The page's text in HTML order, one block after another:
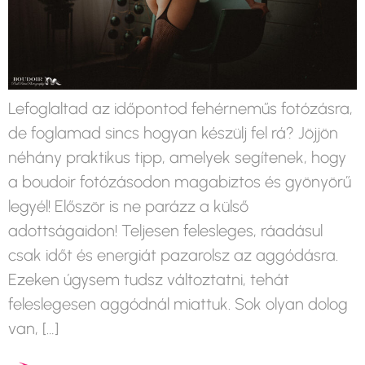
Lefoglaltad az időpontod fehérneműs fotózásra,
de foglamad sincs hogyan készülj fel rá? Jöjjön
néhány praktikus tipp, amelyek segítenek, hogy
a boudoir fotózásodon magabiztos és gyönyörű
legyél! Először is ne parázz a külső
adottságaidon! Teljesen felesleges, ráadásul
csak időt és energiát pazarolsz az aggódásra.
Ezeken úgysem tudsz változtatni, tehát
feleslegesen aggódnál miattuk. Sok olyan dolog
van, […]